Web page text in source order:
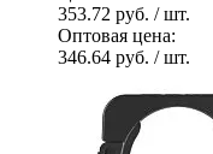
353.72 руб. / шт.
Оптовая цена:
346.64 руб. / шт.